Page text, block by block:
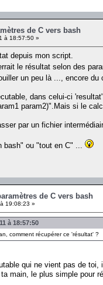
de C vers bash
à 18:57:50 »
depuis mon script.
le résultat selon des
un peu là ..., encore du
dans celui-ci
param2)".Mais si le
par un fichier
bash" ou "tout en C" ...
de C vers bash
19:08:23 »
à 18:57:50
comment récupérer ce 'résultat' ?
qui ne vient pas de
main, le plus simple pour